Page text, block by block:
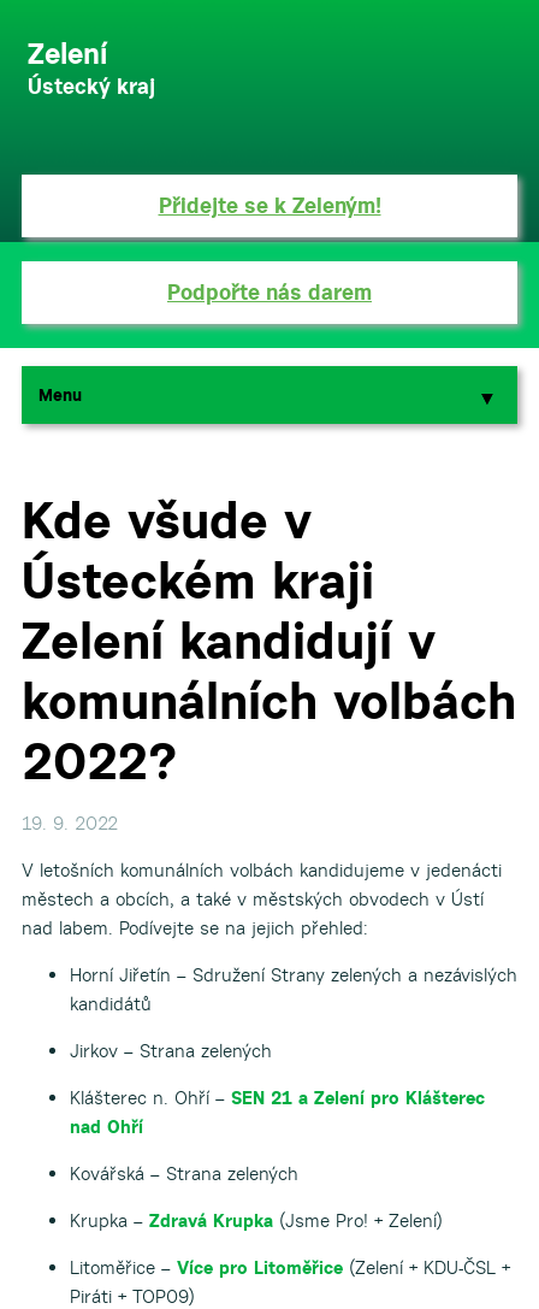
Zelení
Ústecký kraj
Přidejte se k Zeleným!
Podpořte nás darem
Menu ▼
▼
▼
Kde všude v
Ústeckém kraji
Zelení kandidují v
komunálních volbách
2022?
19. 9. 2022
V letošních komunálních volbách kandidujeme v jedenácti
městech a obcích, a také v městských obvodech v Ústí
nad labem. Podívejte se na jejich přehled:
Horní Jiřetín – Sdružení Strany zelených a nezávislých
kandidátů
Jirkov – Strana zelených
Klášterec n. Ohří – SEN 21 a Zelení pro Klášterec
nad Ohří
Kovářská – Strana zelených
Krupka – Zdravá Krupka(Jsme Pro! + Zelení)
Litoměřice – Více pro Litoměřice(Zelení + KDU-ČSL +
Piráti + TOP09)